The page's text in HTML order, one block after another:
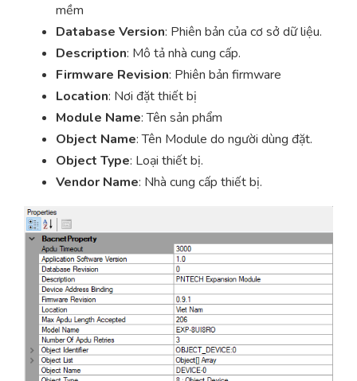
mềm
Database Version: Phiên bản của cơ sở dữ liệu.
Description: Mô tả nhà cung cấp.
Firmware Revision: Phiên bản firmware
Location: Nơi đặt thiết bị
Module Name: Tên sản phẩm
Object Name: Tên Module do người dùng đặt.
Object Type: Loại thiết bị.
Vendor Name: Nhà cung cấp thiết bị.